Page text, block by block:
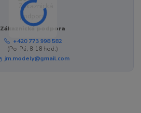
Zákaznická podpora
+420 773 998 582
(Po-Pá, 8-18 hod.)
jm.modely@gmail.com